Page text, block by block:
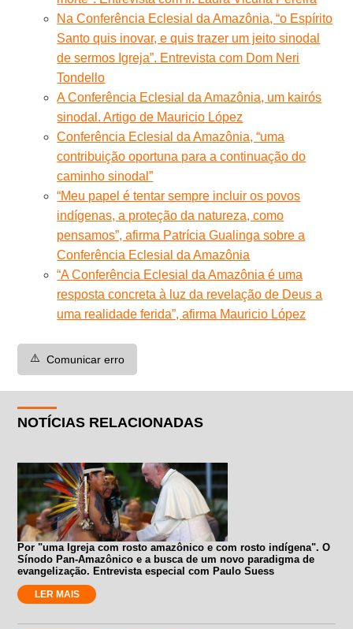
Na Conferência Eclesial da Amazônia, “o Espírito
Santo quis inovar, e quis trazer um jeito sinodal
de sermos Igreja”. Entrevista com Dom Neri
Tondello
A Conferência Eclesial da Amazônia, um kairós
sinodal. Artigo de Mauricio López
Conferência Eclesial da Amazônia, “uma
contribuição oportuna para a continuação do
caminho sinodal”
“Meu papel é tentar sempre incluir os povos
indígenas, a proteção da natureza, como
pensamos”, afirma Patrícia Gualinga sobre a
Conferência Eclesial da Amazônia
“A Conferência Eclesial da Amazônia é uma
resposta concreta à luz da revelação de Deus a
uma realidade ferida”, afirma Mauricio López
⚠️ Comunicar erro
NOTÍCIAS RELACIONADAS
Por "uma Igreja com rosto amazônico e com rosto indígena". O
Sínodo Pan-Amazônico e a busca de um novo paradigma de
evangelização. Entrevista especial com Paulo Suess
LER MAIS